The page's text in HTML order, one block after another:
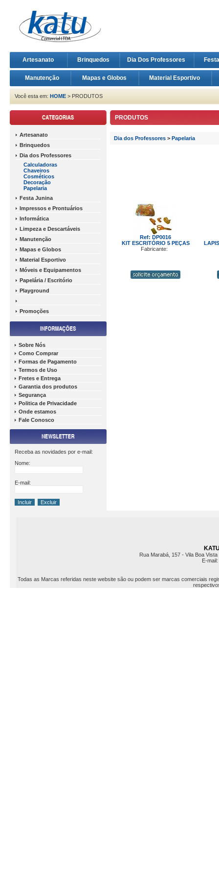
Artesanato Brinquedos Dia Dos Professores
Manutenção Mapas e Globos Material Esportivo
Você esta em: HOME > PRODUTOS
Artesanato
Brinquedos
Dia dos Professores
Calculadoras
Chaveiros
Cosméticos
Decoração
Papelaria
Festa Junina
Impressos e Prontuários
Informática
Limpeza e Descartáveis
Manutenção
Mapas e Globos
Material Esportivo
Móveis e Equipamentos
Papelária / Escritório
Playground
Promoções
Sobre Nós
Como Comprar
Formas de Pagamento
Termos de Uso
Fretes e Entrega
Garantia dos produtos
Segurança
Politica de Privacidade
Onde estamos
Fale Conosco
Receba as novidades por e-mail:
Nome:
E-mail:
PRODUTOS
Dia dos Professores > Papelaria
Ref: DP0016
KIT ESCRITÓRIO 5 PEÇAS
Fabricante:
Rua Marabá, 157 - Vila Boa
E-mail:
Todas as Marcas referidas neste website são ou podem ser marcas comerciais